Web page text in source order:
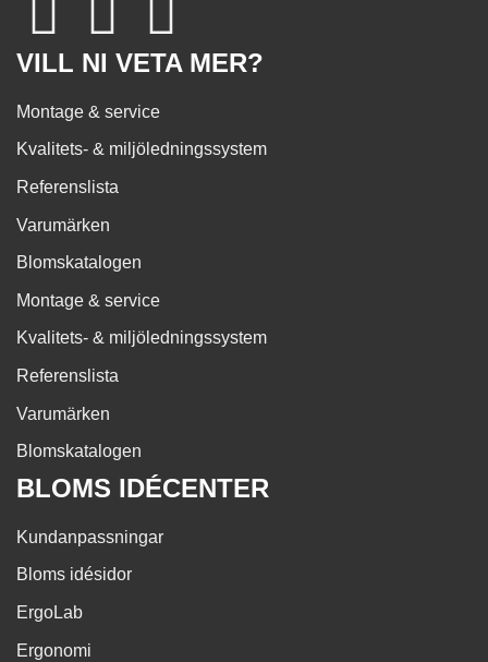
VILL NI VETA MER?
Montage & service
Kvalitets- & miljöledningssystem
Referenslista
Varumärken
Blomskatalogen
Montage & service
Kvalitets- & miljöledningssystem
Referenslista
Varumärken
Blomskatalogen
BLOMS IDÉCENTER
Kundanpassningar
Bloms idésidor
ErgoLab
Ergonomi